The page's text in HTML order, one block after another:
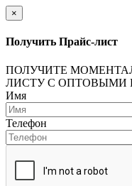
×
Получить Прайс-лист
ПОЛУЧИТЕ
ЛИСТУ С ОПТОВЫМИ
Имя
Телефон